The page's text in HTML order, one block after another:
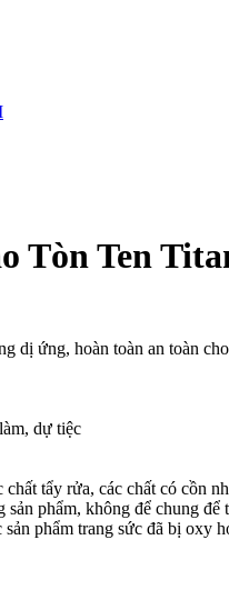
Tòn Ten
dị ứng, hoàn toàn an toàn
dự tiệc
tẩy rửa, các chất có cồn
sản phẩm, không để chung
phẩm trang sức đã bị oxy